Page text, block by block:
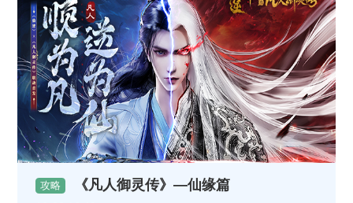
攻略 《凡人御灵传》—仙缘篇